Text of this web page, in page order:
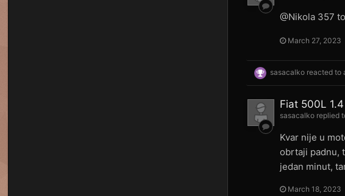
@Nikola 357
March 27, 2023
sasacalko reacted to
Fiat 500L
sasacalko replied
Kvar nije u
obrtaji padnu,
jedan minut,
March 18, 2023